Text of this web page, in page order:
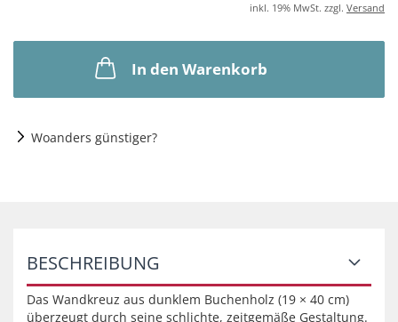
inkl. 19% MwSt. zzgl. Versand
In den Warenkorb
Woanders günstiger?
BESCHREIBUNG
Das Wandkreuz aus dunklem Buchenholz (19 × 40 cm)
überzeugt durch seine schlichte, zeitgemäße Gestaltung.